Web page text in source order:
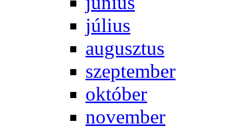
jú­li­us
au­gusz­tus
szep­tem­ber
ok­tó­ber
no­vem­ber